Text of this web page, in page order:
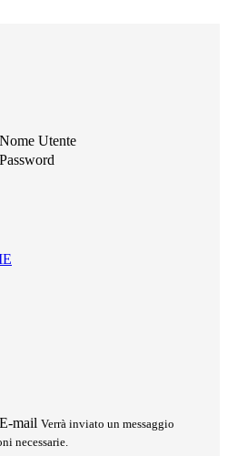
Nome Utente
Password
E-mail Verrà inviato un messaggio
necessarie.